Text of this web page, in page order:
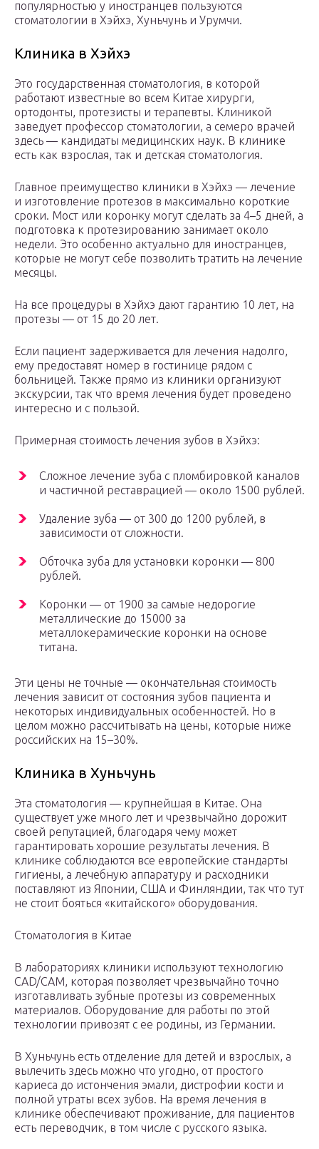
популярностью у иностранцев пользуются
стоматологии в Хэйхэ, Хуньчунь и Урумчи.
Клиника в Хэйхэ
Это государственная стоматология, в которой
работают известные во всем Китае хирурги,
ортодонты, протезисты и терапевты. Клиникой
заведует профессор стоматологии, а семеро врачей
здесь — кандидаты медицинских наук. В клинике
есть как взрослая, так и детская стоматология.
Главное преимущество клиники в Хэйхэ — лечение
и изготовление протезов в максимально короткие
сроки. Мост или коронку могут сделать за 4–5 дней, а
подготовка к протезированию занимает около
недели. Это особенно актуально для иностранцев,
которые не могут себе позволить тратить на лечение
месяцы.
На все процедуры в Хэйхэ дают гарантию 10 лет, на
протезы — от 15 до 20 лет.
Если пациент задерживается для лечения надолго,
ему предоставят номер в гостинице рядом с
больницей. Также прямо из клиники организуют
экскурсии, так что время лечения будет проведено
интересно и с пользой.
Примерная стоимость лечения зубов в Хэйхэ:
Сложное лечение зуба с пломбировкой каналов
и частичной реставрацией — около 1500 рублей.
Удаление зуба — от 300 до 1200 рублей, в
зависимости от сложности.
Обточка зуба для установки коронки — 800
рублей.
Коронки — от 1900 за самые недорогие
металлические до 15000 за
металлокерамические коронки на основе
титана.
Эти цены не точные — окончательная стоимость
лечения зависит от состояния зубов пациента и
некоторых индивидуальных особенностей. Но в
целом можно рассчитывать на цены, которые ниже
российских на 15–30%.
Клиника в Хуньчунь
Эта стоматология — крупнейшая в Китае. Она
существует уже много лет и чрезвычайно дорожит
своей репутацией, благодаря чему может
гарантировать хорошие результаты лечения. В
клинике соблюдаются все европейские стандарты
гигиены, а лечебную аппаратуру и расходники
поставляют из Японии, США и Финляндии, так что тут
не стоит бояться «китайского» оборудования.
Стоматология в Китае
В лабораториях клиники используют технологию
CAD/CAM, которая позволяет чрезвычайно точно
изготавливать зубные протезы из современных
материалов. Оборудование для работы по этой
технологии привозят с ее родины, из Германии.
В Хуньчунь есть отделение для детей и взрослых, а
вылечить здесь можно что угодно, от простого
кариеса до истончения эмали, дистрофии кости и
полной утраты всех зубов. На время лечения в
клинике обеспечивают проживание, для пациентов
есть переводчик, в том числе с русского языка.